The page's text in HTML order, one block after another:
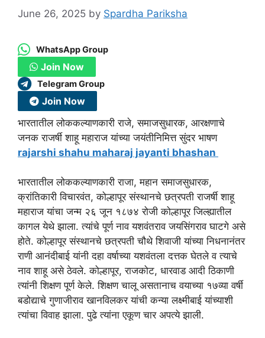
June 26, 2025 by Spardha Pariksha
WhatsApp Group
Join Now
Telegram Group
Join Now
भारतातील लोककल्याणकारी राजे, समाजसुधारक, आरक्षणाचे
जनक राजर्षी शाहू महाराज यांच्या जयंतीनिमित्त सुंदर भाषण
rajarshi shahu maharaj jayanti bhashan
भारतातील लोककल्याणकारी राजा, महान समाजसुधारक,
क्रांतिकारी विचारवंत, कोल्हापूर संस्थानचे छत्रपती राजर्षी शाहू
महाराज यांचा जन्म २६ जून १८७४ रोजी कोल्हापूर जिल्ह्यातील
कागल येथे झाला. त्यांचे पूर्ण नाव यशवंतराव जयसिंगराव घाटगे असे
होते. कोल्हापूर संस्थानचे छत्रपती चौथे शिवाजी यांच्या निधनानंतर
राणी आनंदीबाई यांनी दहा वर्षाच्या यशवंतला दत्तक घेतले व त्याचे
नाव शाहू असे ठेवले. कोल्हापूर, राजकोट, धारवाड आदी ठिकाणी
त्यांनी शिक्षण पूर्ण केले. शिक्षण चालू असतानाच वयाच्या १७व्या वर्षी
बडोद्याचे गुणाजीराव खानविलकर यांची कन्या लक्ष्मीबाई यांच्याशी
त्यांचा विवाह झाला. पुढे त्यांना एकूण चार अपत्ये झाली.